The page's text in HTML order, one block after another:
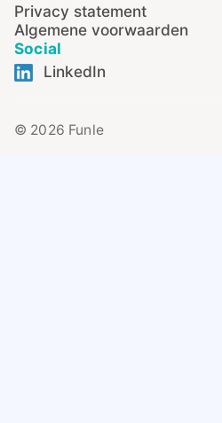
Privacy statement
Algemene voorwaarden
Social
LinkedIn
© 2026 Funle